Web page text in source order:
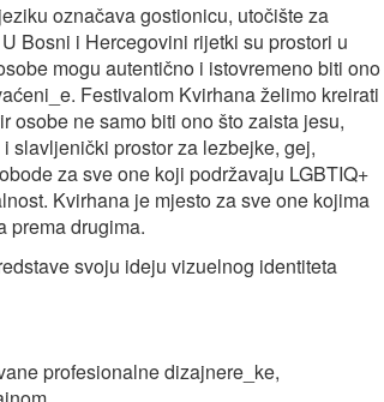
označava gostionicu, utočište za
Bosni i Hercegovini rijetki su prostori u
mogu autentično i istovremeno biti ono
Festivalom Kvirhana želimo kreirati
osobe ne samo biti ono što zaista jesu,
slavljenički prostor za lezbejke, gej,
za sve one koji podržavaju LGBTIQ+
Kvirhana je mjesto za sve one kojima
prema drugima.
svoju ideju vizuelnog identiteta
profesionalne dizajnere_ke,